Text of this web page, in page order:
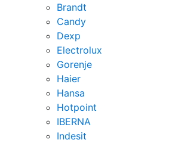
Brandt
Candy
Dexp
Electrolux
Gorenje
Haier
Hansa
Hotpoint
IBERNA
Indesit